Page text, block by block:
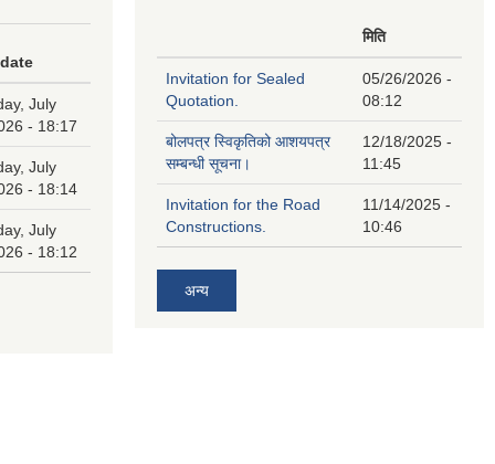
July
- 18:17
July
- 18:14
July
- 18:12
मिति
Invitation for Sealed
Quotation.
05/26/2026 -
08:12
बोलपत्र स्विकृतिको आशयपत्र
सम्बन्धी सूचना।
12/18/2025 -
11:45
Invitation for the Road
Constructions.
11/14/2025 -
10:46
अन्य